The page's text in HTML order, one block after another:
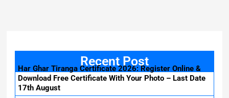
Recent Post
Har Ghar Tiranga Certificate 2026: Register Online &
Download Free Certificate With Your Photo – Last Date
17th August